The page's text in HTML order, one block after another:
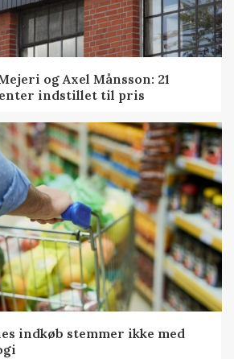
og Axel Månsson: 21
indstillet til pris
indkøb stemmer ikke med